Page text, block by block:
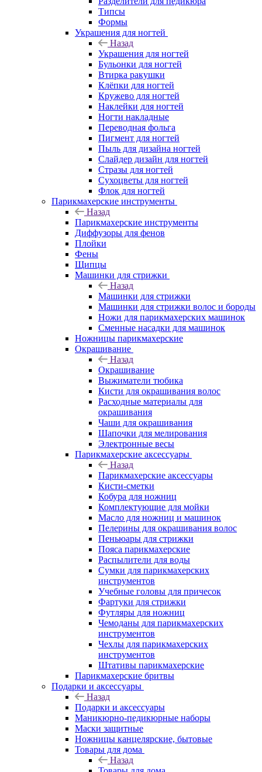
Типсы
Формы
Украшения для ногтей
Назад
Украшения для ногтей
Бульонки для ногтей
Втирка ракушки
Клёпки для ногтей
Кружево для ногтей
Наклейки для ногтей
Ногти накладные
Переводная фольга
Пигмент для ногтей
Пыль для дизайна ногтей
Слайдер дизайн для ногтей
Стразы для ногтей
Сухоцветы для ногтей
Флок для ногтей
Парикмахерские инструменты
Назад
Парикмахерские инструменты
Диффузоры для фенов
Плойки
Фены
Щипцы
Машинки для стрижки
Назад
Машинки для стрижки
Машинки для стрижки волос и бороды
Ножи для парикмахерских машинок
Сменные насадки для машинок
Ножницы парикмахерские
Окрашивание
Назад
Окрашивание
Выжиматели тюбика
Кисти для окрашивания волос
Расходные материалы для
окрашивания
Чаши для окрашивания
Шапочки для мелирования
Электронные весы
Парикмахерские аксессуары
Назад
Парикмахерские аксессуары
Кисти-сметки
Кобура для ножниц
Комплектующие для мойки
Масло для ножниц и машинок
Пелерины для окрашивания волос
Пеньюары для стрижки
Пояса парикмахерские
Распылители для воды
Сумки для парикмахерских
инструментов
Учебные головы для причесок
Фартуки для стрижки
Футляры для ножниц
Чемоданы для парикмахерских
инструментов
Чехлы для парикмахерских
инструментов
Штативы парикмахерские
Парикмахерские бритвы
Подарки и аксессуары
Назад
Подарки и аксессуары
Маникюрно-педикюрные наборы
Маски защитные
Ножницы канцелярские, бытовые
Товары для дома
Назад